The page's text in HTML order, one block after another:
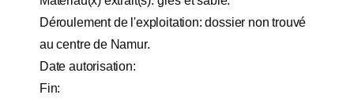
Déroulement de l'exploitation: dossier non trouvé
au centre de Namur.
Date autorisation:
Fin: